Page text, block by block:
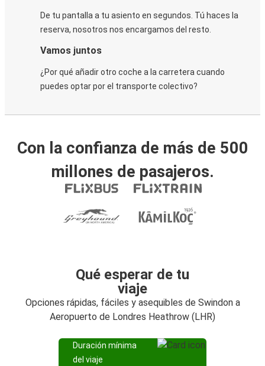
De tu pantalla a tu asiento en segundos. Tú haces la
reserva, nosotros nos encargamos del resto.
Vamos juntos
¿Por qué añadir otro coche a la carretera cuando
puedes optar por el transporte colectivo?
Con la confianza de más de 500
millones de pasajeros.
Qué esperar de tu
viaje
Opciones rápidas, fáciles y asequibles de Swindon a
Aeropuerto de Londres Heathrow (LHR)
Duración mínima
del viaje